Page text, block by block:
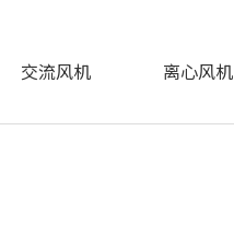
交流风机 离心风机